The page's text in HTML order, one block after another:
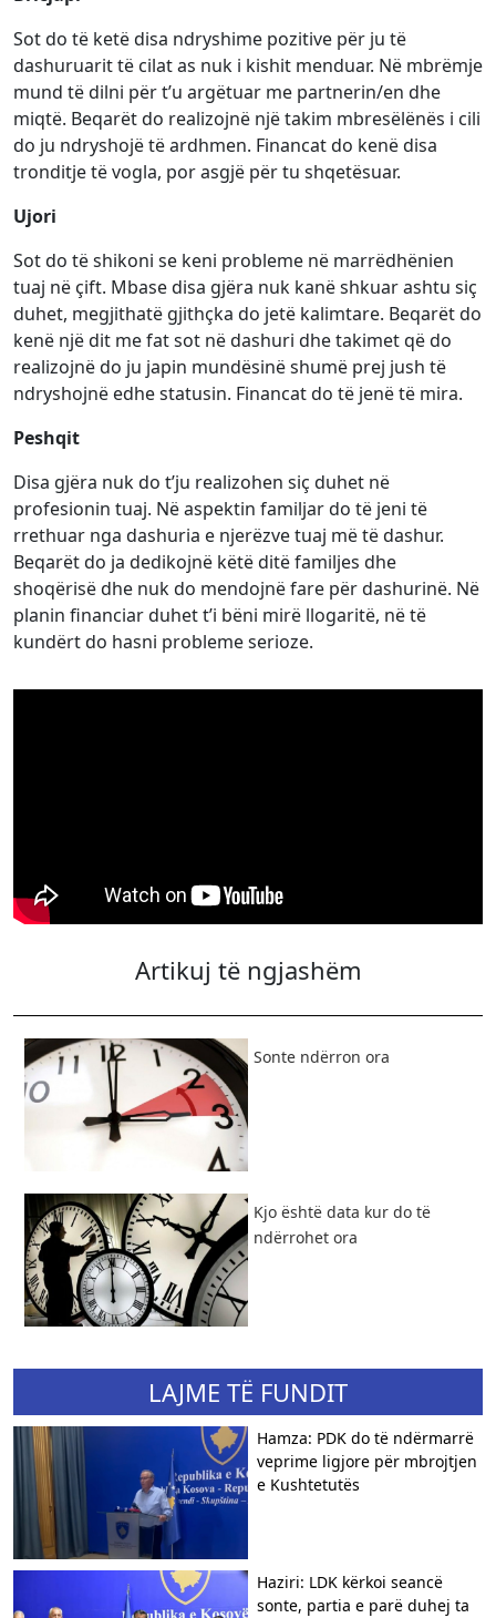
Sot do të ketë disa ndryshime pozitive për ju të
dashuruarit të cilat as nuk i kishit menduar. Në mbrëmje
mund të dilni për t’u argëtuar me partnerin/en dhe
miqtë. Beqarët do realizojnë një takim mbresëlënës i cili
do ju ndryshojë të ardhmen. Financat do kenë disa
tronditje të vogla, por asgjë për tu shqetësuar.
Ujori
Sot do të shikoni se keni probleme në marrëdhënien
tuaj në çift. Mbase disa gjëra nuk kanë shkuar ashtu siç
duhet, megjithatë gjithçka do jetë kalimtare. Beqarët do
kenë një dit me fat sot në dashuri dhe takimet që do
realizojnë do ju japin mundësinë shumë prej jush të
ndryshojnë edhe statusin. Financat do të jenë të mira.
Peshqit
Disa gjëra nuk do t’ju realizohen siç duhet në
profesionin tuaj. Në aspektin familjar do të jeni të
rrethuar nga dashuria e njerëzve tuaj më të dashur.
Beqarët do ja dedikojnë këtë ditë familjes dhe
shoqërisë dhe nuk do mendojnë fare për dashurinë. Në
planin financiar duhet t’i bëni mirë llogaritë, në të
kundërt do hasni probleme serioze.
Artikuj të ngjashëm
​Sonte ndërron ora
Kjo është data kur do të
ndërrohet ora
LAJME TË FUNDIT
Hamza: PDK do të ndërmarrë
veprime ligjore për mbrojtjen
e Kushtetutës
Haziri: LDK kërkoi seancë
sonte, partia e parë duhej ta